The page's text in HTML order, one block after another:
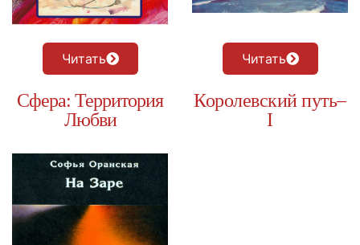
Читать
Сфера: Территория
Любви
Читать
Королевский путь–
I